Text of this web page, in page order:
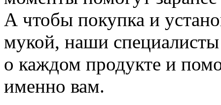
А чтобы покупка и
мукой, наши специалисты
о каждом продукте и
именно вам.